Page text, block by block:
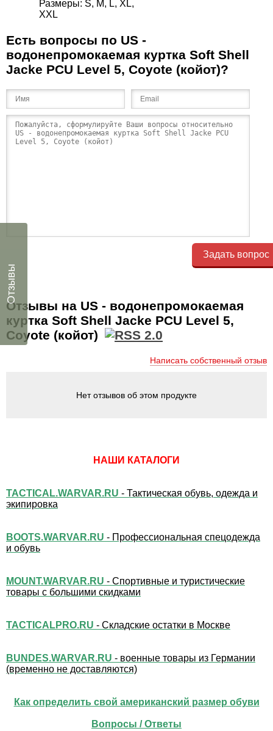
Размеры: S, M, L, XL,
XXL
Есть вопросы по US -
водонепромокаемая куртка Soft Shell
Jacke PCU Level 5, Coyote (койот)?
Задать вопрос
Отзывы на US - водонепромокаемая
куртка Soft Shell Jacke PCU Level 5,
Coyote (койот)
Написать собственный отзыв
Нет отзывов об этом продукте
НАШИ КАТАЛОГИ
TACTICAL.WARVAR.RU - Тактическая обувь, одежда и
экипировка
BOOTS.WARVAR.RU - Профессиональная спецодежда
и обувь
MOUNT.WARVAR.RU - Спортивные и туристические
товары с большими скидками
TACTICALPRO.RU - Складские остатки в Москве
BUNDES.WARVAR.RU - военные товары из Германии
(временно не доставляются)
Как определить свой американский размер обуви
Вопросы / Ответы
Отзывы